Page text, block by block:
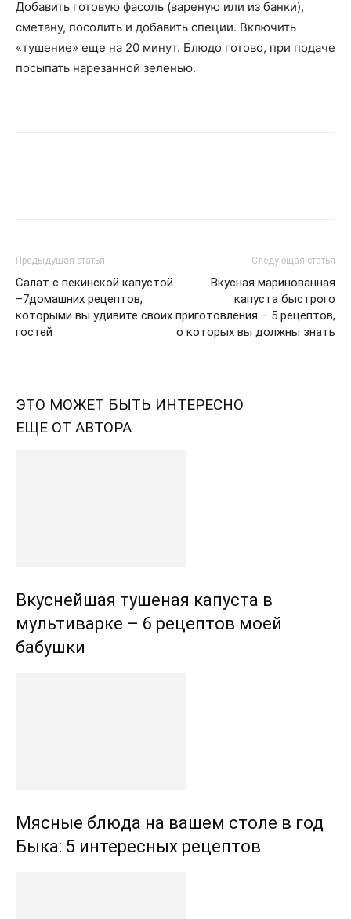
Добавить готовую фасоль (вареную или из банки),
сметану, посолить и добавить специи. Включить
«тушение» еще на 20 минут. Блюдо готово, при подаче
посыпать нарезанной зеленью.
Предыдущая статья
Салат с пекинской капустой
–7домашних рецептов,
которыми вы удивите своих
гостей
Следующая статья
Вкусная маринованная
капуста быстрого
приготовления – 5 рецептов,
о которых вы должны знать
ЭТО МОЖЕТ БЫТЬ ИНТЕРЕСНО
ЕЩЕ ОТ АВТОРА
Вкуснейшая тушеная капуста в
мультиварке – 6 рецептов моей
бабушки
Мясные блюда на вашем столе в год
Быка: 5 интересных рецептов